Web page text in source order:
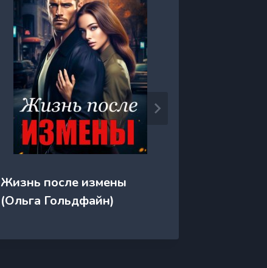
Жизнь после измены
(Ольга Гольдфайн)